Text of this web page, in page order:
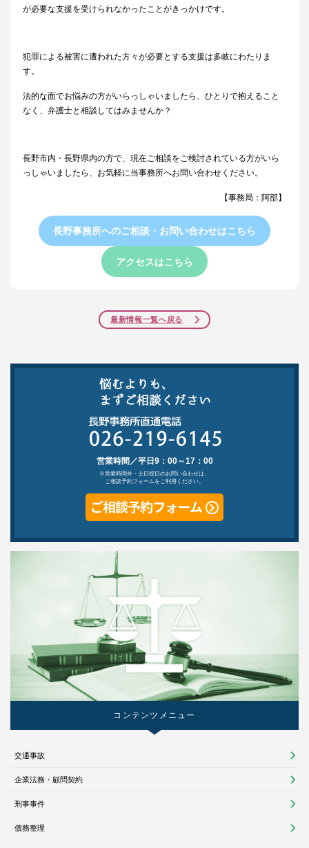
が必要な支援を受けられなかったことがきっかけです。
犯罪による被害に遭われた方々が必要とする支援は多岐にわたりま
す。
法的な面でお悩みの方がいらっしゃいましたら、ひとりで抱えること
なく、弁護士と相談してはみませんか？
長野市内・長野県内の方で、現在ご相談をご検討されている方がいら
っしゃいましたら、お気軽に当事務所へお問い合わせください。
【事務局：阿部】
長野事務所へのご相談・お問い合わせはこちら
アクセスはこちら
最新情報一覧へ戻る
営業時間／平日9：00～17：00
※営業時間外・土日祝日のお問い合わせは、
ご相談予約フォームをご利用ください。
コンテンツメニュー
交通事故
企業法務・顧問契約
刑事事件
債務整理